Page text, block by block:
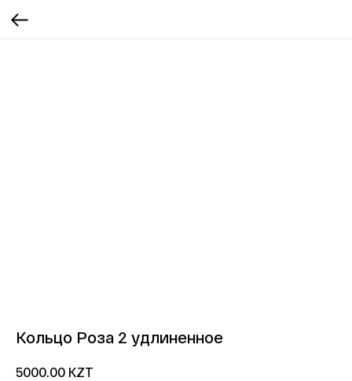
Кольцо Роза 2 удлиненное
5000.00 KZT